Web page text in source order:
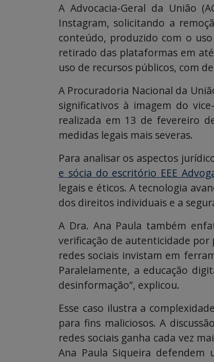
A Advocacia-Geral da União
Instagram, solicitando a
conteúdo, produzido com o
retirado das plataformas em
uso de recursos públicos, com
A Procuradoria Nacional da
significativos à imagem do
realizada em 13 de fevereiro
medidas legais mais severas.
Para analisar os aspectos
e sócia do escritório EEE
legais e éticos. A tecnologia
dos direitos individuais e a
A Dra. Ana Paula também
verificação de autenticidade por
redes sociais invistam em
Paralelamente, a educação
desinformação”, explicou.
Esse caso ilustra a
para fins maliciosos. A
redes sociais ganha cada vez
Ana Paula Siqueira defendem